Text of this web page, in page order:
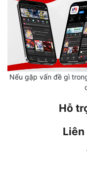
Lịch Sử
Mưu Mô
Mạt Thế
Mỹ Thực
Nếu gặp vấn đề gì
Hỗ
Liên